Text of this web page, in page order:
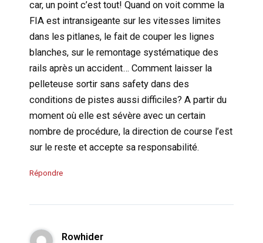
car, un point c’est tout! Quand on voit comme la
FIA est intransigeante sur les vitesses limites
dans les pitlanes, le fait de couper les lignes
blanches, sur le remontage systématique des
rails après un accident… Comment laisser la
pelleteuse sortir sans safety dans des
conditions de pistes aussi difficiles? A partir du
moment où elle est sévère avec un certain
nombre de procédure, la direction de course l’est
sur le reste et accepte sa responsabilité.
Répondre
Rowhider